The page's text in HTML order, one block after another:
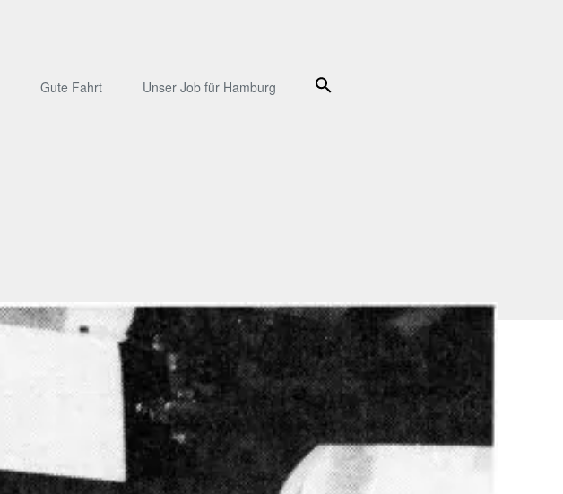
Gute Fahrt Unser Job für Hamburg Suche